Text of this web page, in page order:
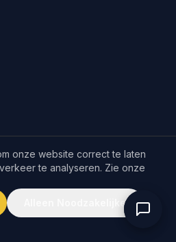
onze website correct te laten
te analyseren. Zie onze
Alleen Noodzakelijke